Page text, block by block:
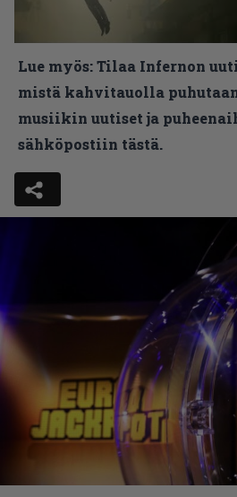
Lue myös:Tilaa Infernon
mistä kahvitauolla
musiikin uutiset ja
sähköpostiin tästä.